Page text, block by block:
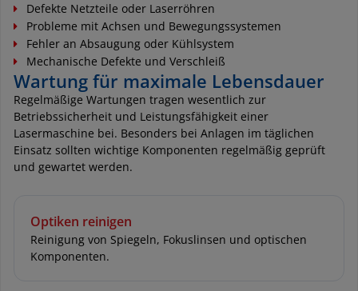
Defekte Netzteile oder Laserröhren
Probleme mit Achsen und Bewegungssystemen
Fehler an Absaugung oder Kühlsystem
Mechanische Defekte und Verschleiß
Wartung für maximale Lebensdauer
Regelmäßige Wartungen tragen wesentlich zur
Betriebssicherheit und Leistungsfähigkeit einer
Lasermaschine bei. Besonders bei Anlagen im täglichen
Einsatz sollten wichtige Komponenten regelmäßig geprüft
und gewartet werden.
Optiken reinigen
Reinigung von Spiegeln, Fokuslinsen und optischen
Komponenten.